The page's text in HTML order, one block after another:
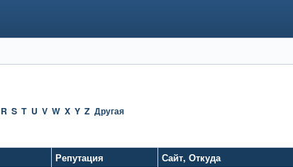
R S T U V W X Y Z Другая
Репутация Сайт, Откуда